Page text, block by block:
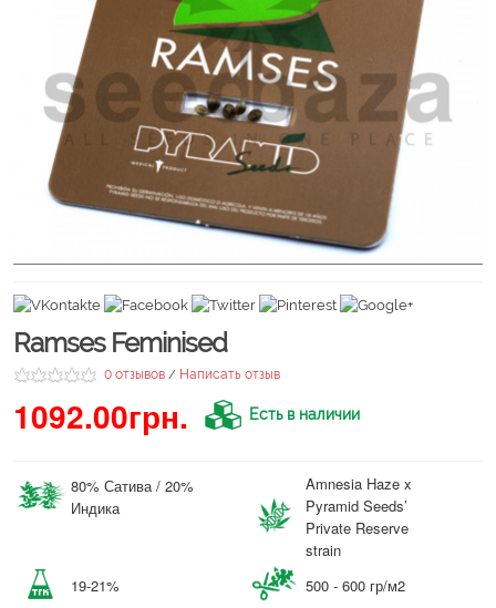
Ramses Feminised
0 отзывов / Написать отзыв
1092.00грн. Есть в наличии
80% Сатива / 20%
Индика
Amnesia Haze x
Pyramid Seeds’
Private Reserve
strain
19-21%
500 - 600 гр/м2